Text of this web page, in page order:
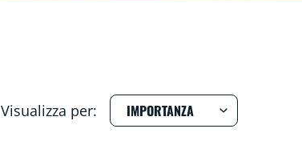
Visualizza per: